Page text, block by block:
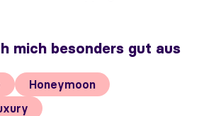
mich besonders gut aus
Honeymoon